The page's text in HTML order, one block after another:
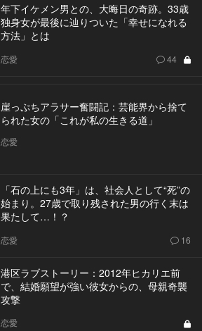
年下イケメン男との、大晦日の奇跡。33歳
独身女が最後に辿りついた「幸せになれる
方法」とは
恋愛 44
崖っぷちアラサー奮闘記：芸能界から捨て
られた女の「これが私の生きる道」
恋愛
「石の上にも3年」は、社会人として“死”の
始まり。27歳で取り残された男の行く末は
果たして…！？
恋愛 16
港区ラブストーリー：2012年ヒカリエ前
で、結婚願望が強い彼女からの、母親奇襲
攻撃
恋愛